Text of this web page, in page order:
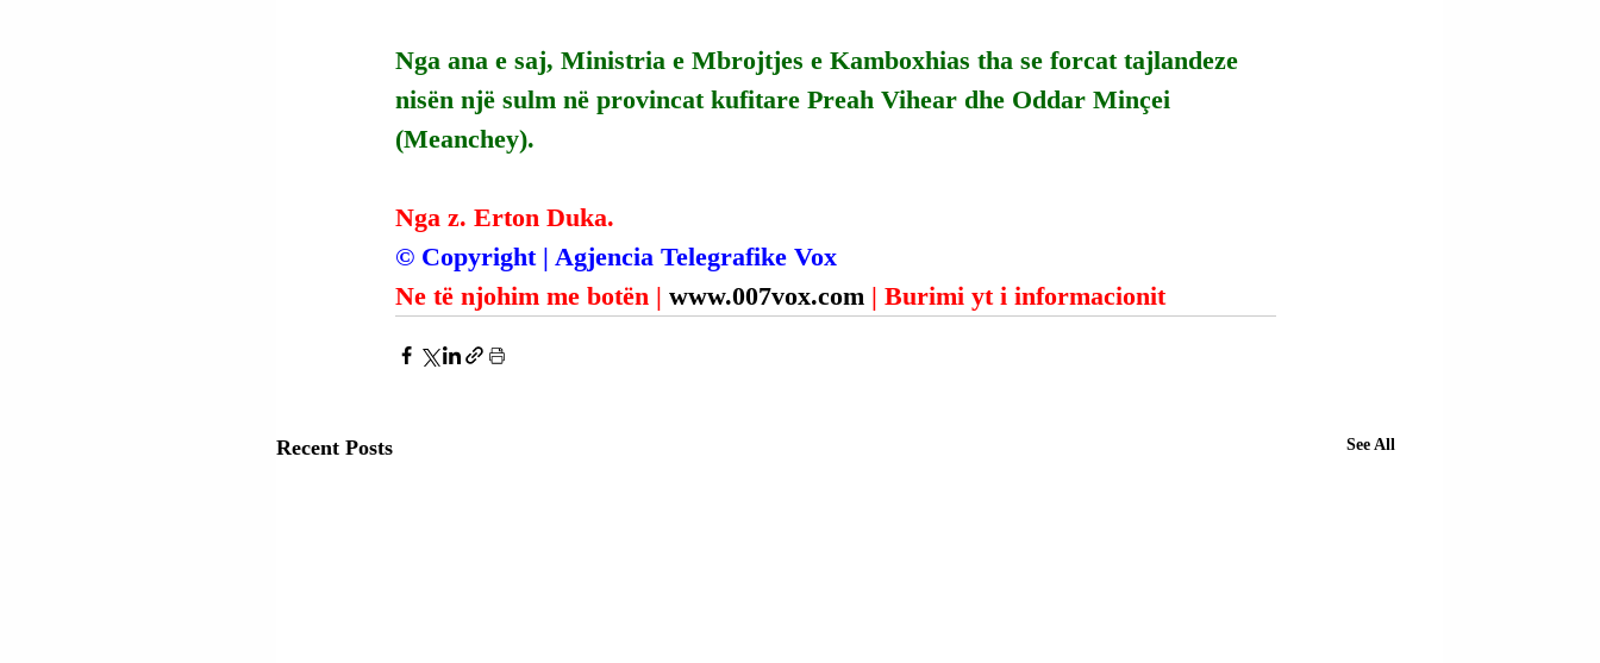
Nga ana e saj, Ministria e Mbrojtjes e Kamboxhias tha se forcat tajlandeze
nisën një sulm në provincat kufitare Preah Vihear dhe Oddar Minçei
(Meanchey).
Nga z. Erton Duka.
© Copyright | Agjencia Telegrafike Vox
Ne të njohim me botën | www.007vox.com | Burimi yt i informacionit
Recent Posts See All